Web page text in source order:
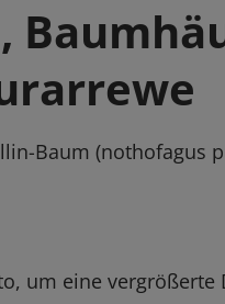
Baum (nothofagus
um eine